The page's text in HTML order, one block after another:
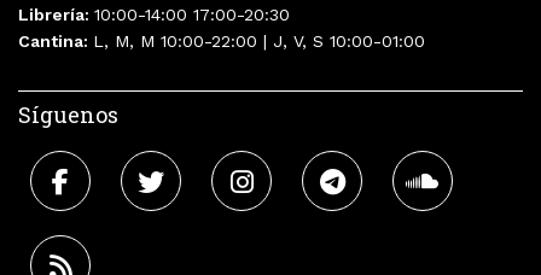
Librería: 10:00-14:00 17:00-20:30
Cantina: L, M, M 10:00-22:00 | J, V, S 10:00-01:00
Síguenos